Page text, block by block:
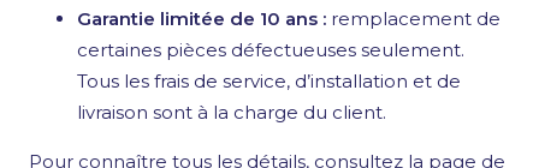
Garantie limitée de 10 ans : remplacement de
certaines pièces défectueuses seulement.
Tous les frais de service, d’installation et de
livraison sont à la charge du client.
Pour connaître tous les détails, consultez la page de